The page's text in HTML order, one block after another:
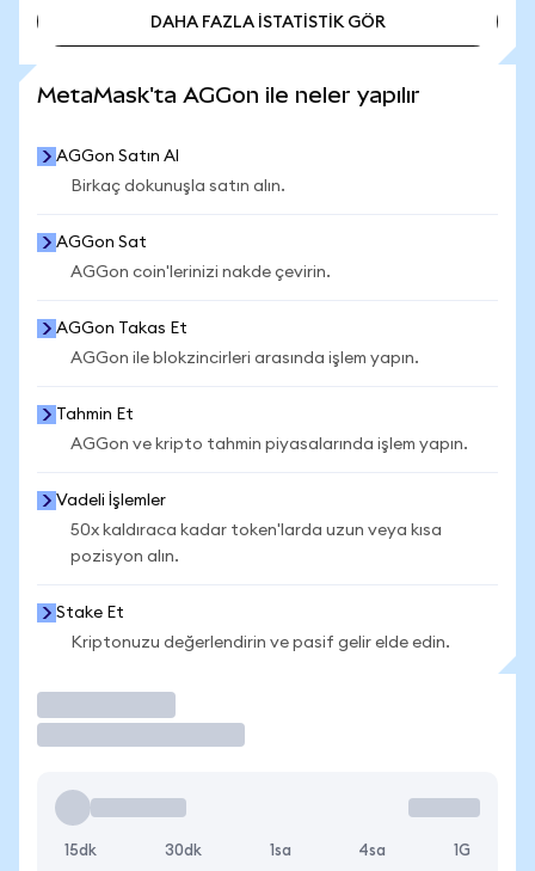
DAHA FAZLA İSTATİSTİK GÖR
MetaMask'ta AGGon ile neler yapılır
AGGon Satın Al
Birkaç dokunuşla satın alın.
AGGon Sat
AGGon coin'lerinizi nakde çevirin.
AGGon Takas Et
AGGon ile blokzincirleri arasında işlem yapın.
Tahmin Et
AGGon ve kripto tahmin piyasalarında işlem yapın.
Vadeli İşlemler
50x kaldıraca kadar token'larda uzun veya kısa
pozisyon alın.
Stake Et
Kriptonuzu değerlendirin ve pasif gelir elde edin.
15dk 30dk 1sa 4sa 1G